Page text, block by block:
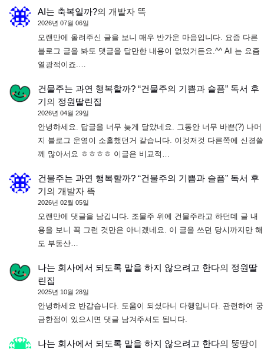
AI는 축복일까?의 개발자 뜩
2026년 07월 06일
오랜만에 올려주신 글을 보니 매우 반가운 마음입니다. 요즘 다른
블로그 글을 봐도 댓글을 달만한 내용이 없었거든요.^^ AI 는 요즘
열광적이죠.…
건물주는 과연 행복할까? “건물주의 기쁨과 슬픔” 독서 후
기의 정원딸린집
2026년 04월 29일
안녕하세요. 답글을 너무 늦게 달았네요. 그동안 너무 바쁜(?) 나머
지 블로그 운영이 소홀했던거 같습니다. 이것저것 다른쪽에 신경쓸
께 많아서요 ㅎㅎㅎㅎ 이글은 비교적…
건물주는 과연 행복할까? “건물주의 기쁨과 슬픔” 독서 후
기의 개발자 뜩
2026년 02월 05일
오랜만에 댓글을 남깁니다. 조물주 위에 건물주라고 하던데 글 내
용을 보니 꼭 그런 것만은 아니겠네요. 이 글을 쓰던 당시까지만 해
도 부동산…
나는 회사에서 되도록 말을 하지 않으려고 한다의 정원딸
린집
2025년 10월 28일
안녕하세요 반갑습니다. 도움이 되셨다니 다행입니다. 관련하여 궁
금한점이 있으시면 댓글 남겨주셔도 됩니다.
나는 회사에서 되도록 말을 하지 않으려고 한다의 뚱땅이